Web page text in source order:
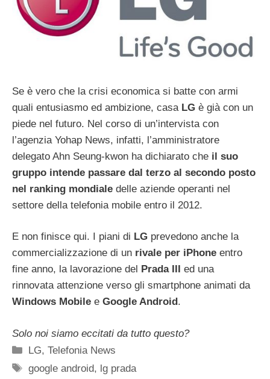
Se è vero che la crisi economica si batte con armi
quali entusiasmo ed ambizione, casa LG è già con un
piede nel futuro. Nel corso di un’intervista con
l’agenzia Yohap News, infatti, l’amministratore
delegato Ahn Seung-kwon ha dichiarato che il suo
gruppo intende passare dal terzo al secondo posto
nel ranking mondiale delle aziende operanti nel
settore della telefonia mobile entro il 2012.
E non finisce qui. I piani di LG prevedono anche la
commercializzazione di un rivale per iPhone entro
fine anno, la lavorazione del
Prada III
ed una
rinnovata attenzione verso gli smartphone animati da
Windows Mobile e Google Android .
Solo noi siamo eccitati da tutto questo?
Categorie
LG,Telefonia News
Tag
google android, lg prada